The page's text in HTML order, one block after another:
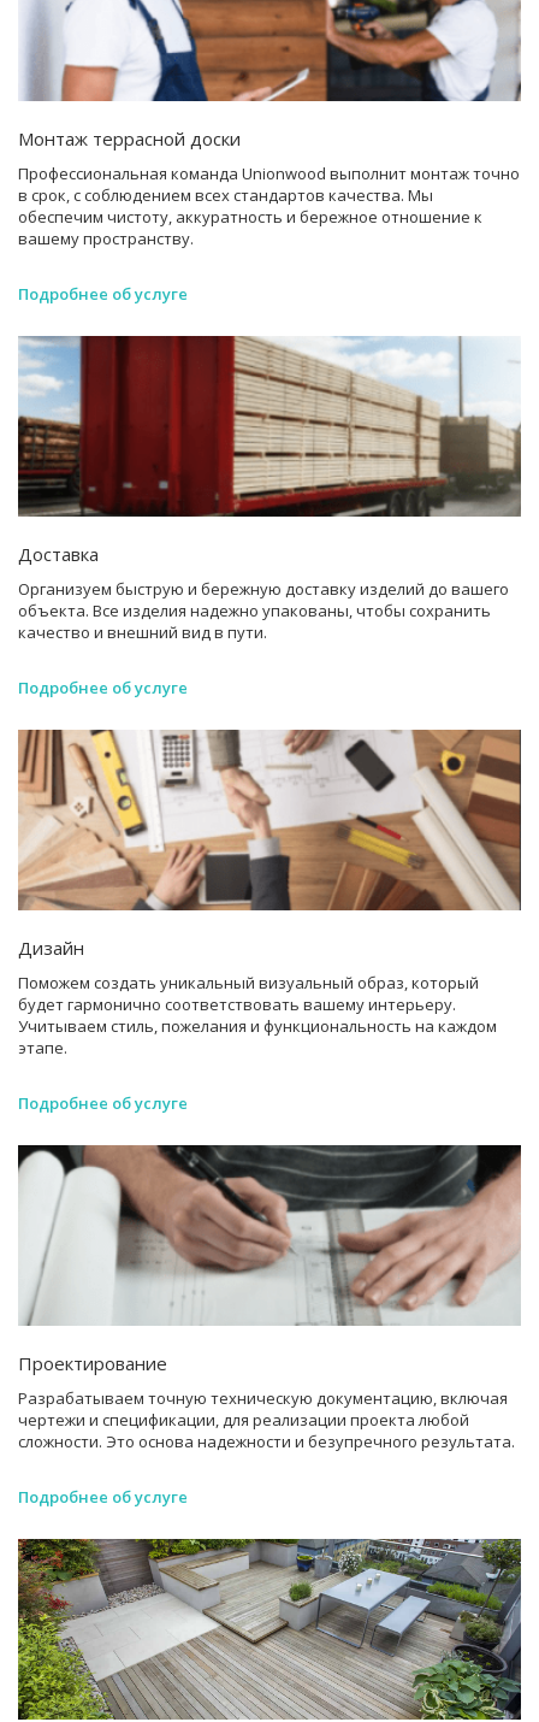
Монтаж террасной доски
Профессиональная команда Unionwood выполнит монтаж точно
в срок, с соблюдением всех стандартов качества. Мы
обеспечим чистоту, аккуратность и бережное отношение к
вашему пространству.
Подробнее об услуге
Доставка
Организуем быструю и бережную доставку изделий до вашего
объекта. Все изделия надежно упакованы, чтобы сохранить
качество и внешний вид в пути.
Подробнее об услуге
Дизайн
Поможем создать уникальный визуальный образ, который
будет гармонично соответствовать вашему интерьеру.
Учитываем стиль, пожелания и функциональность на каждом
этапе.
Подробнее об услуге
Проектирование
Разрабатываем точную техническую документацию, включая
чертежи и спецификации, для реализации проекта любой
сложности. Это основа надежности и безупречного результата.
Подробнее об услуге